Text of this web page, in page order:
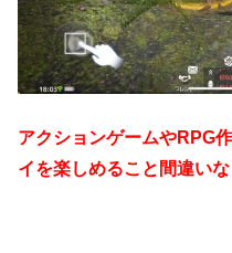
アクションゲームやRPG
イを楽しめること間違いな